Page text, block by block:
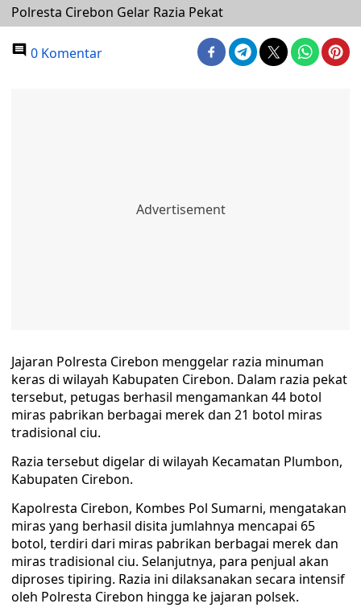
Polresta Cirebon Gelar Razia Pekat
0 Komentar
Jajaran Polresta Cirebon menggelar razia minuman
keras di wilayah Kabupaten Cirebon. Dalam razia pekat
tersebut, petugas berhasil mengamankan 44 botol
miras pabrikan berbagai merek dan 21 botol miras
tradisional ciu.
Razia tersebut digelar di wilayah Kecamatan Plumbon,
Kabupaten Cirebon.
Kapolresta Cirebon, Kombes Pol Sumarni, mengatakan
miras yang berhasil disita jumlahnya mencapai 65
botol, terdiri dari miras pabrikan berbagai merek dan
miras tradisional ciu. Selanjutnya, para penjual akan
diproses tipiring. Razia ini dilaksanakan secara intensif
oleh Polresta Cirebon hingga ke jajaran polsek.